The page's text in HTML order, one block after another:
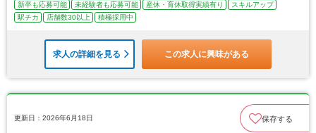
新卒も応募可能 未経験者も応募可能 産休・育休取得実績有り
スキルアップ
駅チカ
店舗数30以上 積極採用中
求人の詳細を見る この求人に興味がある
更新日：2026年6月18日 保存する